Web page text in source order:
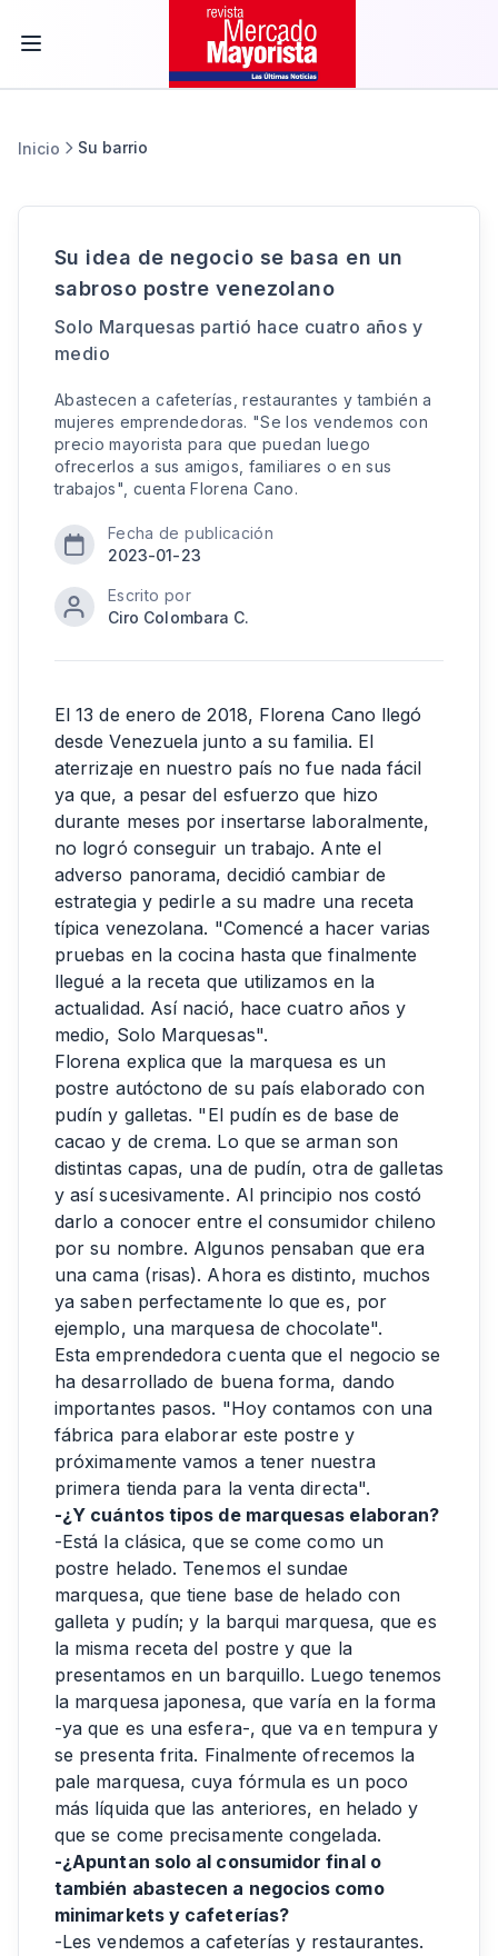
Inicio Su barrio
Su idea de negocio se basa en un
sabroso postre venezolano
Solo Marquesas partió hace cuatro años y
medio
Abastecen a cafeterías, restaurantes y también a
mujeres emprendedoras. "Se los vendemos con
precio mayorista para que puedan luego
ofrecerlos a sus amigos, familiares o en sus
trabajos", cuenta Florena Cano.
Fecha de publicación
2023-01-23
Escrito por
Ciro Colombara C.
El 13 de enero de 2018, Florena Cano llegó
desde Venezuela junto a su familia. El
aterrizaje en nuestro país no fue nada fácil
ya que, a pesar del esfuerzo que hizo
durante meses por insertarse laboralmente,
no logró conseguir un trabajo. Ante el
adverso panorama, decidió cambiar de
estrategia y pedirle a su madre una receta
típica venezolana. "Comencé a hacer varias
pruebas en la cocina hasta que finalmente
llegué a la receta que utilizamos en la
actualidad. Así nació, hace cuatro años y
medio, Solo Marquesas".
Florena explica que la marquesa es un
postre autóctono de su país elaborado con
pudín y galletas. "El pudín es de base de
cacao y de crema. Lo que se arman son
distintas capas, una de pudín, otra de galletas
y así sucesivamente. Al principio nos costó
darlo a conocer entre el consumidor chileno
por su nombre. Algunos pensaban que era
una cama (risas). Ahora es distinto, muchos
ya saben perfectamente lo que es, por
ejemplo, una marquesa de chocolate".
Esta emprendedora cuenta que el negocio se
ha desarrollado de buena forma, dando
importantes pasos. "Hoy contamos con una
fábrica para elaborar este postre y
próximamente vamos a tener nuestra
primera tienda para la venta directa".
-¿Y cuántos tipos de marquesas elaboran?
-Está la clásica, que se come como un
postre helado. Tenemos el sundae
marquesa, que tiene base de helado con
galleta y pudín; y la barqui marquesa, que es
la misma receta del postre y que la
presentamos en un barquillo. Luego tenemos
la marquesa japonesa, que varía en la forma
-ya que es una esfera-, que va en tempura y
se presenta frita. Finalmente ofrecemos la
pale marquesa, cuya fórmula es un poco
más líquida que las anteriores, en helado y
que se come precisamente congelada.
-¿Apuntan solo al consumidor final o
también abastecen a negocios como
minimarkets y cafeterías?
-Les vendemos a cafeterías y restaurantes.